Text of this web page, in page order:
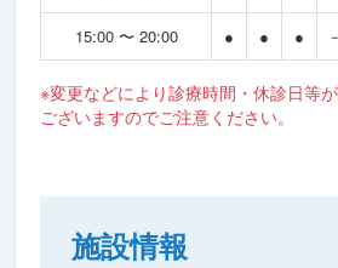
15:00 〜 20:00 ● ● ● －
※変更などにより診療時間・休診日等
ございますのでご注意ください。
施設情報